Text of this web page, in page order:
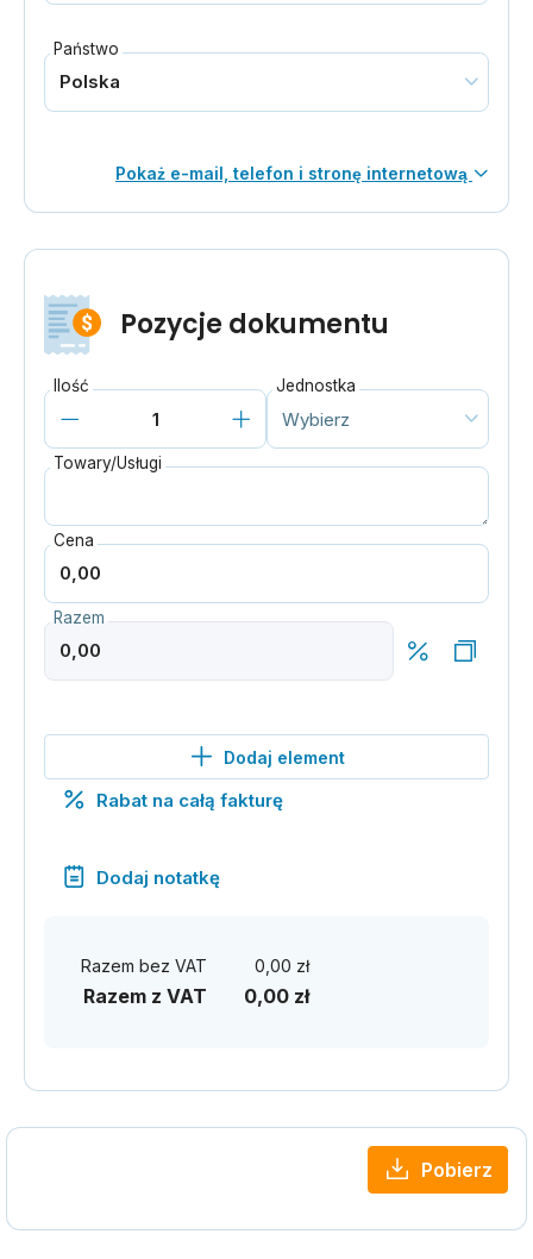
Państwo
Pokaż e-mail, telefon i stronę internetową
Pozycje dokumentu
Ilość Jednostka
Towary/Usługi
Cena
Razem
Dodaj element
Rabat na całą fakturę
Dodaj notatkę
Razem bez VAT 0,00 zł
Razem z VAT 0,00 zł
Pobierz